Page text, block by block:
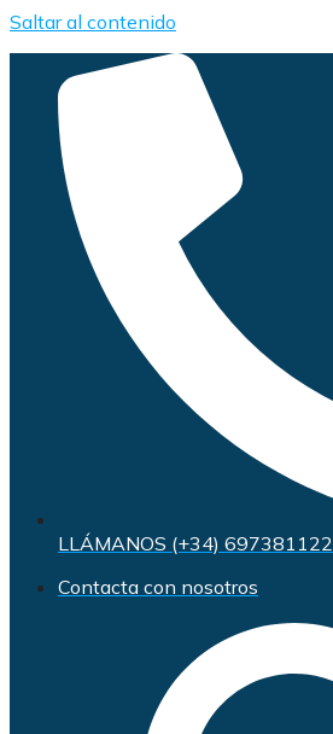
Saltar al contenido
LLÁMANOS (+34) 697381122
Contacta con nosotros